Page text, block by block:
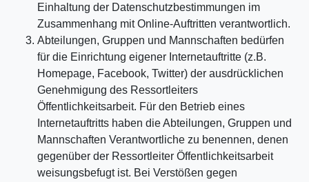
Einhaltung der Datenschutzbestimmungen im
Zusammenhang mit Online-Auftritten verantwortlich.
Abteilungen, Gruppen und Mannschaften bedürfen
für die Einrichtung eigener Internetauftritte (z.B.
Homepage, Facebook, Twitter) der ausdrücklichen
Genehmigung des Ressortleiters
Öffentlichkeitsarbeit. Für den Betrieb eines
Internetauftritts haben die Abteilungen, Gruppen und
Mannschaften Verantwortliche zu benennen, denen
gegenüber der Ressortleiter Öffentlichkeitsarbeit
weisungsbefugt ist. Bei Verstößen gegen